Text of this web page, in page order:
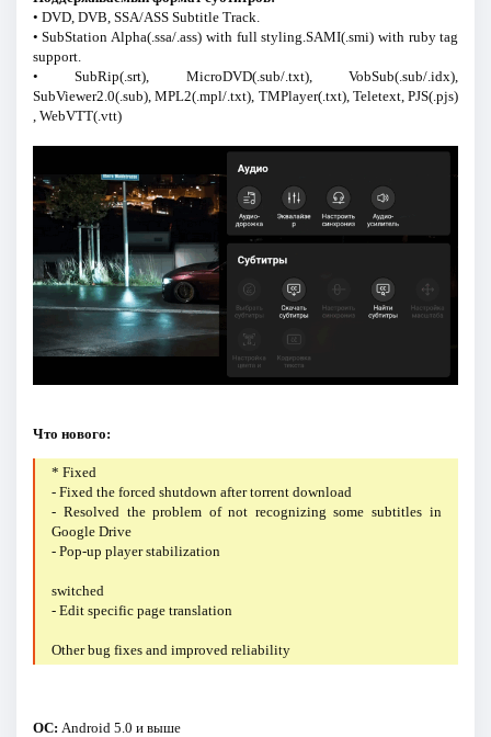
• DVD, DVB, SSA/ASS Subtitle Track.
• SubStation Alpha(.ssa/.ass) with full styling.SAMI(.smi) with ruby tag
support.
• SubRip(.srt), MicroDVD(.sub/.txt), VobSub(.sub/.idx),
SubViewer2.0(.sub), MPL2(.mpl/.txt), TMPlayer(.txt), Teletext, PJS(.pjs)
, WebVTT(.vtt)
Что нового:
* Fixed
- Fixed the forced shutdown after torrent download
- Resolved the problem of not recognizing some subtitles in
Google Drive
- Pop-up player stabilization
switched
- Edit specific page translation
Other bug fixes and improved reliability
ОС: Android 5.0 и выше